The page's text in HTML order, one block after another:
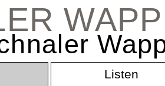
Listen